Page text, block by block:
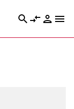
search compare_arrows person menu